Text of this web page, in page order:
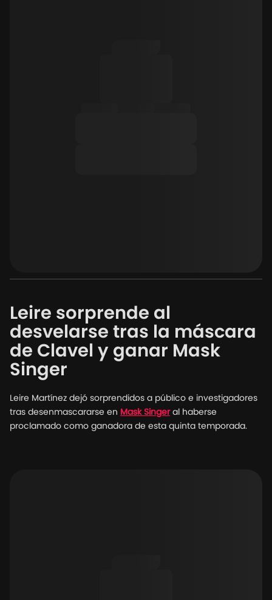
Leire sorprende al
desvelarse tras la máscara
de Clavel y ganar Mask
Singer
Leire Martínez dejó sorprendidos a público e investigadores
tras desenmascararse en Mask Singeral haberse
proclamado como ganadora de esta quinta temporada.